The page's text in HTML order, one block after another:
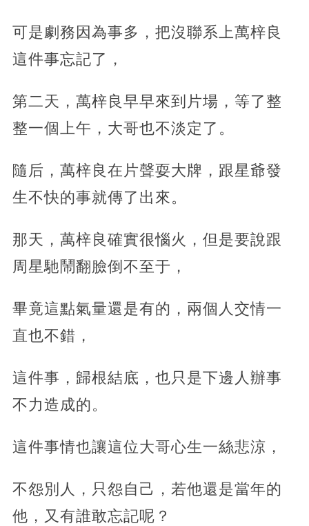
可是劇務因為事多，把沒聯系上萬梓良
這件事忘記了，
第二天，萬梓良早早來到片場，等了整
整一個上午，大哥也不淡定了。
隨后，萬梓良在片聲耍大牌，跟星爺發
生不快的事就傳了出來。
那天，萬梓良確實很惱火，但是要說跟
周星馳鬧翻臉倒不至于，
畢竟這點氣量還是有的，兩個人交情一
直也不錯，
這件事，歸根結底，也只是下邊人辦事
不力造成的。
這件事情也讓這位大哥心生一絲悲涼，
不怨別人，只怨自己，若他還是當年的
他，又有誰敢忘記呢？